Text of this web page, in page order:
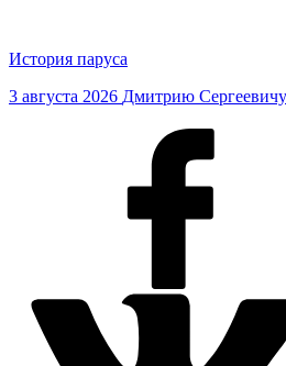
История паруса
3 августа 2026 Дмитрию